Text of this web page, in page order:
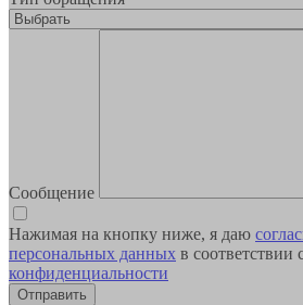
Сообщение
Нажимая на кнопку ниже, я даю
персональных данных в соответствии
конфиденциальности